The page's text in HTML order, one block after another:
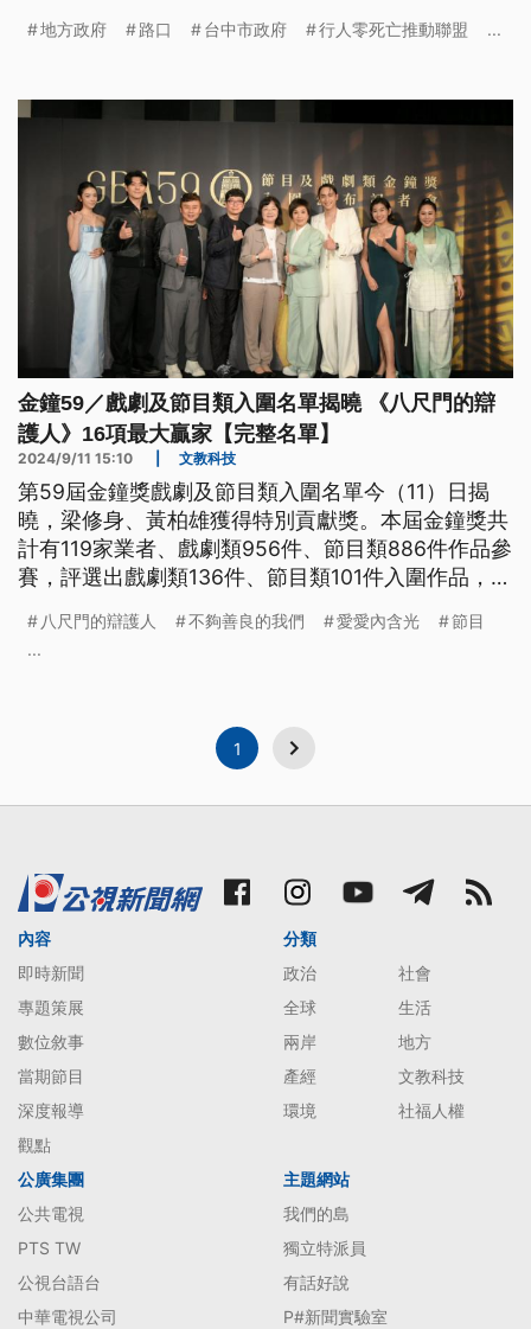
動條件和安全問題。
地方政府 路口 台中市政府 行人零死亡推動聯盟 ...
金鐘59／戲劇及節目類入圍名單揭曉 《八尺門的辯
護人》16項最大贏家【完整名單】
2024/9/11 15:10 文教科技
第59屆金鐘獎戲劇及節目類入圍名單今（11）日揭
曉，梁修身、黃柏雄獲得特別貢獻獎。本屆金鐘獎共
計有119家業者、戲劇類956件、節目類886件作品參
賽，評選出戲劇類136件、節目類101件入圍作品，將
完整入圍名單。
八尺門的辯護人 不夠善良的我們 愛愛內含光
節目
...
1
內容
即時新聞
專題策展
數位敘事
當期節目
深度報導
觀點
分類
政治
社會
全球
生活
兩岸
地方
產經
文教科技
環境
社福人權
公廣集團
公共電視
PTS TW
公視台語台
中華電視公司
主題網站
我們的島
獨立特派員
有話好說
P#新聞實驗室